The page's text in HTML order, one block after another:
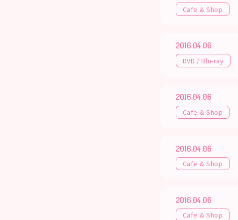
Cafe & Shop
2016.04.06
DVD / Blu-ray
2016.04.06
Cafe & Shop
2016.04.06
Cafe & Shop
2016.04.06
Cafe & Shop